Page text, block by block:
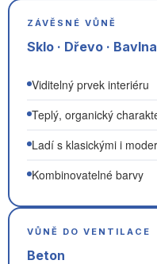
ZÁVĚSNÉ VŮNĚ
Sklo · Dřevo · Bavlna
Viditelný prvek interiéru
Teplý, organický
Ladí s klasickými i
Kombinovatelné barvy
VŮNĚ DO VENTILACE
Beton